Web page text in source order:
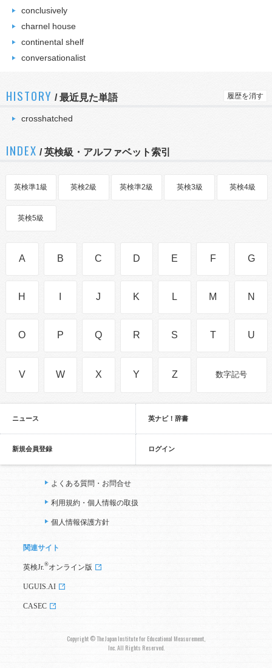
conclusively
charnel house
continental shelf
conversationalist
HISTORY /最近見た単語 履歴を消す
crosshatched
INDEX / 英検級・アルファベット索引
英検準1級 英検2級 英検準2級 英検3級 英検4級
英検5級
A B C D E F G
H J K L M N
O P Q R S T U
V W X Y Z 数字記号
ニュース 英ナビ！辞書
新規会員登録 ログイン
よくある質問・お問合せ
利用規約・個人情報の取扱
個人情報保護方針
関連サイト
英検Jr. ®オンライン版
UGUIS.AI
CASEC
Copyright © The Japan Institute for Educational Measurement,
Inc. All Rights Reserved.